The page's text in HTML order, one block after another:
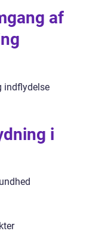
af
indflydelse
i